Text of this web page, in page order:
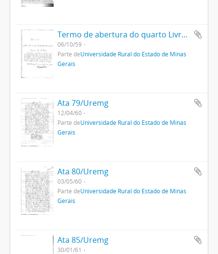
Termo de abertura do quarto Livro Ata da Uremg
06/10/59
Parte deUniversidade Rural do Estado de Minas
Gerais
Ata 79/Uremg
12/04/60
Parte deUniversidade Rural do Estado de Minas
Gerais
Ata 80/Uremg
03/05/60
Parte deUniversidade Rural do Estado de Minas
Gerais
Ata 85/Uremg
30/01/61